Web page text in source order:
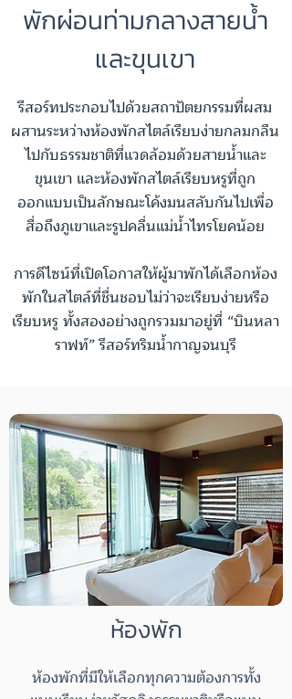
พักผ่อนท่ามกลางสายน้ำ
และขุนเขา
รีสอร์ทประกอบไปด้วยสถาปัตยกรรมที่ผสม
ผสานระหว่างห้องพักสไตล์เรียบง่ายกลมกลืน
ไปกับธรรมชาติที่แวดล้อมด้วยสายน้ำและ
ขุนเขา และห้องพักสไตล์เรียบหรูที่ถูก
ออกแบบเป็นลักษณะโค้งมนสลับกันไปเพื่อ
สื่อถึงภูเขาและรูปคลื่นแม่น้ำไทรโยคน้อย
การดีไซน์ที่เปิดโอกาสให้ผู้มาพักได้เลือกห้อง
พักในสไตล์ที่ชื่นชอบไม่ว่าจะเรียบง่ายหรือ
เรียบหรู ทั้งสองอย่างถูกรวมมาอยู่ที่ “บินหลา
ราฟท์” รีสอร์ทริมน้ำกาญจนบุรี
ห้องพัก
ห้องพักที่มีให้เลือกทุกความต้องการทั้ง